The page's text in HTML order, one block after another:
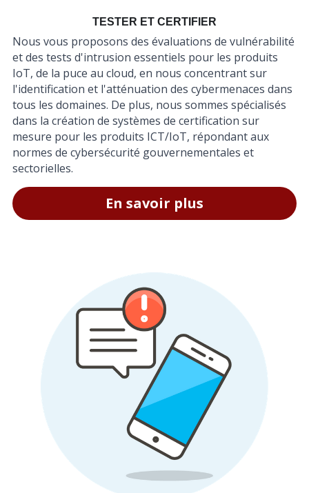
TESTER ET CERTIFIER
Nous vous proposons des évaluations de vulnérabilité
et des tests d'intrusion essentiels pour les produits
IoT, de la puce au cloud, en nous concentrant sur
l'identification et l'atténuation des cybermenaces dans
tous les domaines. De plus, nous sommes spécialisés
dans la création de systèmes de certification sur
mesure pour les produits ICT/IoT, répondant aux
normes de cybersécurité gouvernementales et
sectorielles.
En savoir plus